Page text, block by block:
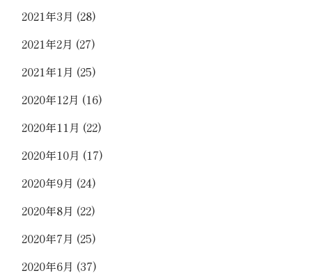
2021年3月 (28)
2021年2月 (27)
2021年1月 (25)
2020年12月 (16)
2020年11月 (22)
2020年10月 (17)
2020年9月 (24)
2020年8月 (22)
2020年7月 (25)
2020年6月 (37)